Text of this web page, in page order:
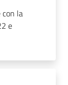
con la
e